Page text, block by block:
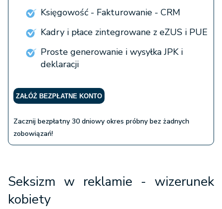
Księgowość - Fakturowanie - CRM
Kadry i płace zintegrowane z eZUS i PUE
Proste generowanie i wysyłka JPK i
deklaracji
ZAŁÓŻ BEZPŁATNE KONTO
Zacznij bezpłatny 30 dniowy okres próbny bez żadnych
zobowiązań!
Seksizm w reklamie - wizerunek
kobiety